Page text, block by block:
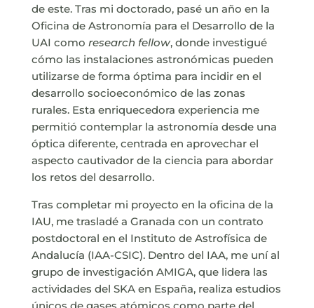
de este. Tras mi doctorado, pasé un año en la
Oficina de Astronomía para el Desarrollo de la
UAI como research fellow, donde investigué
cómo las instalaciones astronómicas pueden
utilizarse de forma óptima para incidir en el
desarrollo socioeconómico de las zonas
rurales. Esta enriquecedora experiencia me
permitió contemplar la astronomía desde una
óptica diferente, centrada en aprovechar el
aspecto cautivador de la ciencia para abordar
los retos del desarrollo.
Tras completar mi proyecto en la oficina de la
IAU, me trasladé a Granada con un contrato
postdoctoral en el Instituto de Astrofísica de
Andalucía (IAA-CSIC). Dentro del IAA, me uní al
grupo de investigación AMIGA, que lidera las
actividades del SKA en España, realiza estudios